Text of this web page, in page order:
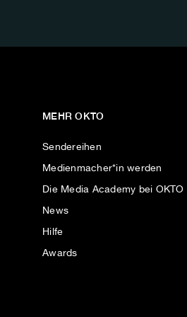
MEHR OKTO
Sendereihen
Medienmacher*in werden
Die Media Academy bei OKTO
News
Hilfe
Awards